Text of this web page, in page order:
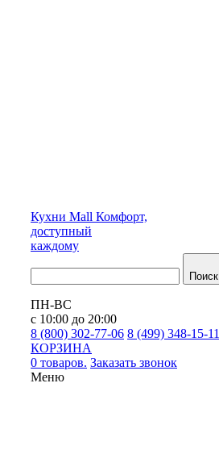
Кухни Mall Комфорт,
доступный
каждому
Поиск
ПН-ВС
с 10:00 до 20:00
8 (800) 302-77-06 8 (499) 348-15-11
КОРЗИНА
0 товаров. Заказать звонок
Меню